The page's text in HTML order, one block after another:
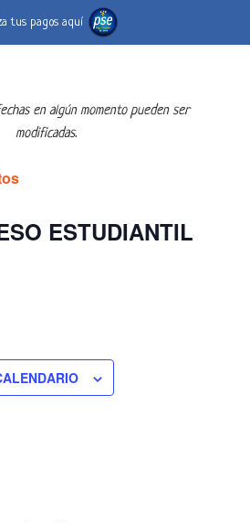
tus pagos aquí
en algún momento pueden ser
modificadas.
ESTUDIANTIL